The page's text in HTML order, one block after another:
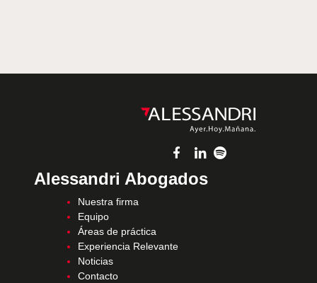
Alessandri Abogados
Nuestra firma
Equipo
Áreas de práctica
Experiencia Relevante
Noticias
Contacto